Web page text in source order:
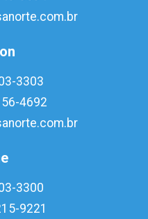
3303
4692
3300
9221